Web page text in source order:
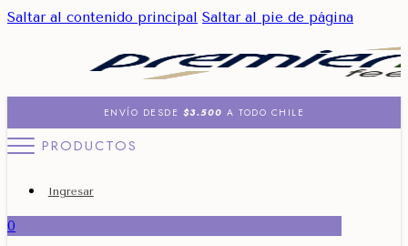
Saltar al contenido principal Saltar al pie de página
ENVÍO DESDE $3.500 A TODO CHILE
PRODUCTOS
Ingresar
0